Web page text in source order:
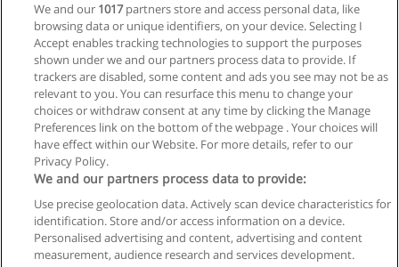
Siguiente
Página1de 4
Reglas de uso
Privacidad de datos
We and our 1017partners store and access personal data, like
browsing data or unique identifiers, on your device. Selecting I
Accept enables tracking technologies to support the purposes
shown under we and our partners process data to provide. If
trackers are disabled, some content and ads you see may not be as
relevant to you. You can resurface this menu to change your
choices or withdraw consent at any time by clicking the Manage
Preferences link on the bottom of the webpage . Your choices will
have effect within our Website. For more details, refer to our
Privacy Policy.
We and our partners process data to provide:
Use precise geolocation data. Actively scan device characteristics for
identification. Store and/or access information on a device.
Personalised advertising and content, advertising and content
measurement, audience research and services development.